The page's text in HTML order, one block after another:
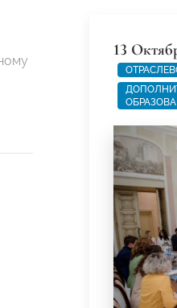
13